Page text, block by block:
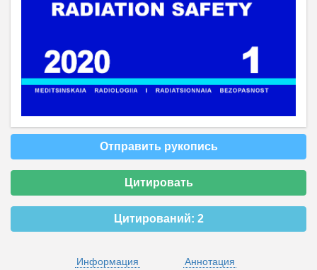
Отправить рукопись
Цитировать
Цитирований: 2
Информация
Аннотация